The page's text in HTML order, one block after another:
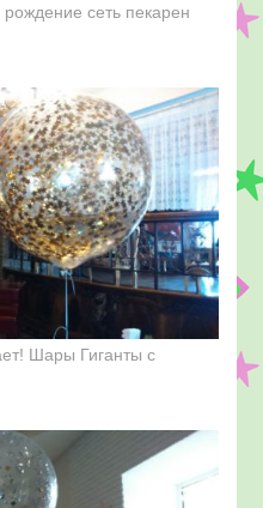
сеть пекарен
Шары Гиганты с